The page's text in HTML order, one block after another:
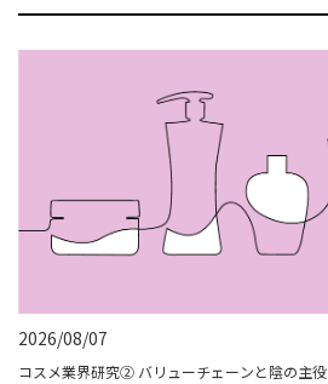
2026/08/07
コスメ業界研究② バリューチェーンと陰の主役